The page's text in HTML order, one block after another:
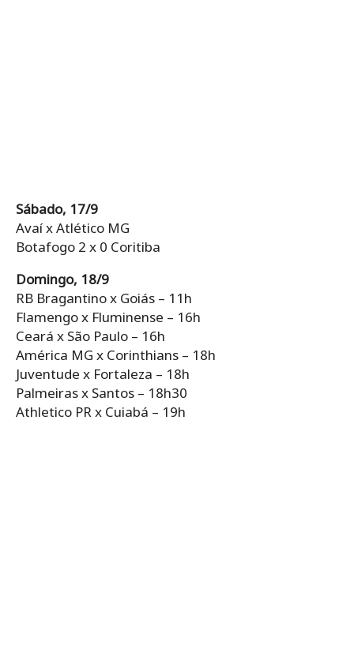
Sábado, 17/9
Avaí x Atlético MG
Botafogo 2 x 0 Coritiba
Domingo, 18/9
RB Bragantino x Goiás – 11h
Flamengo x Fluminense – 16h
Ceará x São Paulo – 16h
América MG x Corinthians – 18h
Juventude x Fortaleza – 18h
Palmeiras x Santos – 18h30
Athletico PR x Cuiabá – 19h